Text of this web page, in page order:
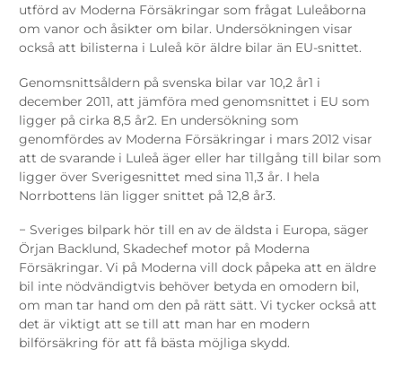
utförd av Moderna Försäkringar som frågat Luleåborna
om vanor och åsikter om bilar. Undersökningen visar
också att bilisterna i Luleå kör äldre bilar än EU-snittet.
Genomsnittsåldern på svenska bilar var 10,2 år1 i
december 2011, att jämföra med genomsnittet i EU som
ligger på cirka 8,5 år2. En undersökning som
genomfördes av Moderna Försäkringar i mars 2012 visar
att de svarande i Luleå äger eller har tillgång till bilar som
ligger över Sverigesnittet med sina 11,3 år. I hela
Norrbottens län ligger snittet på 12,8 år3.
− Sveriges bilpark hör till en av de äldsta i Europa, säger
Örjan Backlund, Skadechef motor på Moderna
Försäkringar. Vi på Moderna vill dock påpeka att en äldre
bil inte nödvändigtvis behöver betyda en omodern bil,
om man tar hand om den på rätt sätt. Vi tycker också att
det är viktigt att se till att man har en modern
bilförsäkring för att få bästa möjliga skydd.